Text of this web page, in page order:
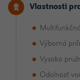
Vlastnosti
Výborná
Vysoko
Odolnosť